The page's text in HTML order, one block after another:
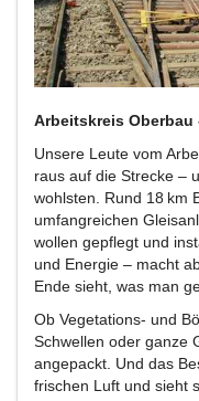
Arbeitskreis Oberbau
Unsere Leute vom
raus auf die Strecke –
wohlsten. Rund 18 km
umfangreichen
wollen gepflegt und
und Energie – macht
Ende sieht, was man
Ob Vegetations- und
Schwellen oder ganze
angepackt. Und das
frischen Luft und sieht